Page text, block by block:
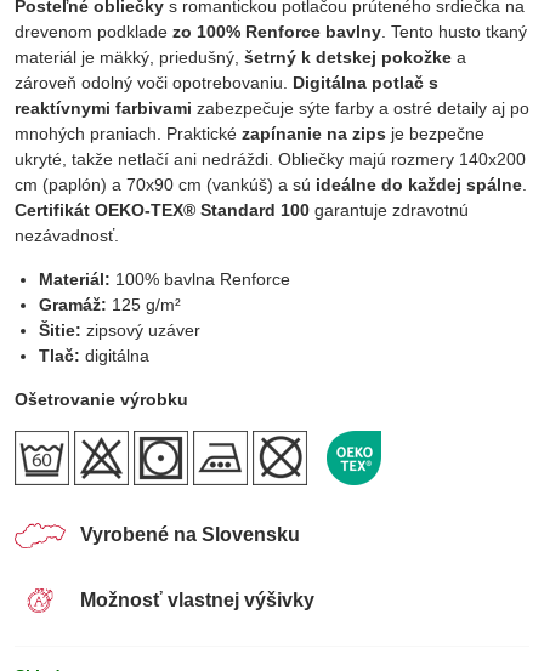
Posteľné obliečky s romantickou potlačou prúteného srdiečka na
drevenom podklade zo 100% Renforce bavlny . Tento husto tkaný
materiál je mäkký, priedušný, šetrný k detskej pokožke a
zároveň odolný voči opotrebovaniu. Digitálna potlač s
reaktívnymi farbivami zabezpečuje sýte farby a ostré detaily aj po
mnohých praniach. Praktické zapínanie na zips je bezpečne
ukryté, takže netlačí ani nedráždi. Obliečky majú rozmery 140x200
cm (paplón) a 70x90 cm (vankúš) a sú ideálne do každej spálne
Certifikát OEKO-TEX® Standard 100 garantuje zdravotnú
nezávadnosť.
Materiál: 100% bavlna Renforce
Gramáž: 125 g/m²
Šitie: zipsový uzáver
Tlač: digitálna
Ošetrovanie výrobku
Vyrobené na Slovensku
Možnosť vlastnej výšivky